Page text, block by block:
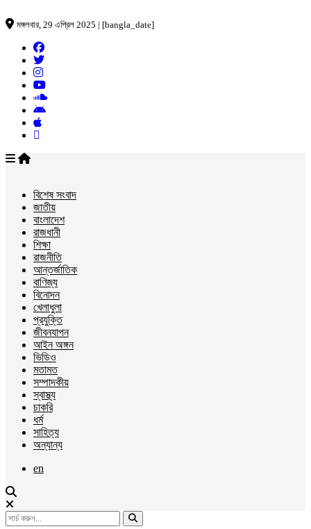
মঙ্গলবার, 29 এপ্রিল 2025 | [bangla_date]
বিশেষ সংবাদ
জাতীয়
বাংলাদেশ
রাজধানী
শিক্ষা
রাজনীতি
আন্তর্জাতিক
বাণিজ্য
বিনোদন
খেলাধুলা
প্রযুক্তি
জীবনযাপন
আইন অঙ্গন
ভিডিও
মতামত
সম্পাদকীয়
স্বাস্থ্য
চাকরি
ধর্ম
সাহিত্য
অন্যান্য
en